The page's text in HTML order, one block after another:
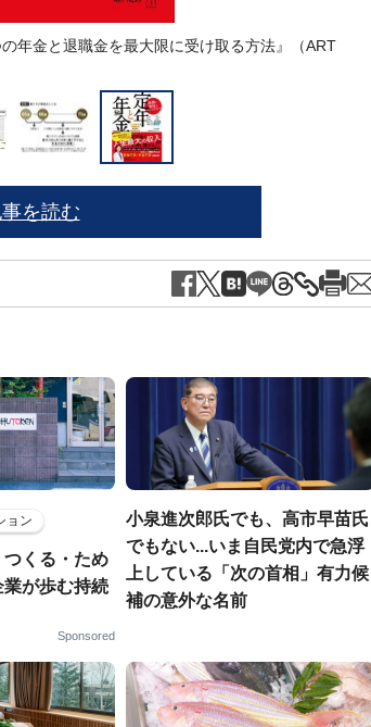
年金と退職金を最大限に受け取る方法』（ART
を読む
ョン
くる・ため
が歩む持続
Sponsored
小泉進次郎氏でも、高市早苗氏
でもない...いま自民党内で急浮
上している「次の首相」有力候
補の意外な名前